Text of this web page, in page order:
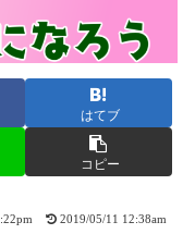
はてブ
コピー
2019/05/11 12:38am